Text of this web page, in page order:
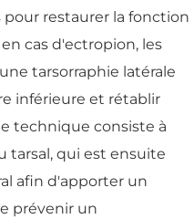
pour restaurer la fonction
cas d'ectropion, les
tarsorraphie latérale
inférieure et rétablir
technique consiste à
tarsal, qui est ensuite
afin d'apporter un
prévenir un